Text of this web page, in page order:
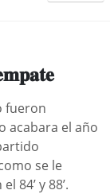
fueron
acabara el año
se le
84’ y 88’.